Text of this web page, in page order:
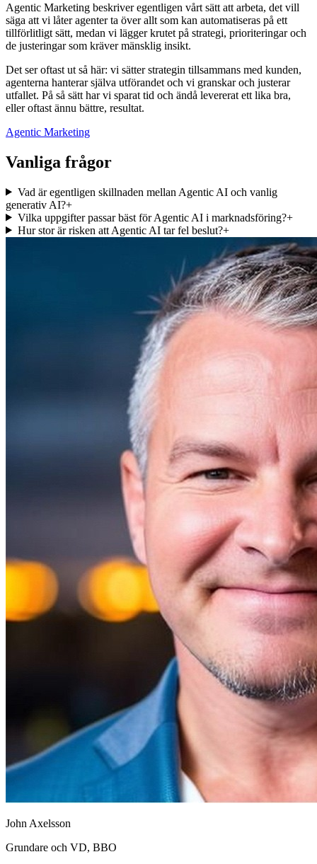
Agentic Marketing beskriver egentligen vårt sätt att arbeta, det vill
säga att vi låter agenter ta över allt som kan automatiseras på ett
tillförlitligt sätt, medan vi lägger krutet på strategi, prioriteringar och
de justeringar som kräver mänsklig insikt.
Det ser oftast ut så här: vi sätter strategin tillsammans med kunden,
agenterna hanterar själva utförandet och vi granskar och justerar
utfallet. På så sätt har vi sparat tid och ändå levererat ett lika bra,
eller oftast ännu bättre, resultat.
Agentic Marketing
Vanliga frågor
Vad är egentligen skillnaden mellan Agentic AI och vanlig
generativ AI?+
Vilka uppgifter passar bäst för Agentic AI i marknadsföring?+
Hur stor är risken att Agentic AI tar fel beslut?+
John Axelsson
Grundare och VD, BBO